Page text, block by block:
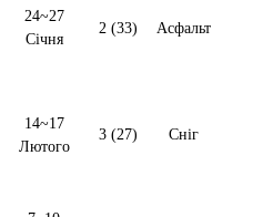
24~27
Січня
2 (33) Асфальт
14~17
Лютого
3 (27) Сніг